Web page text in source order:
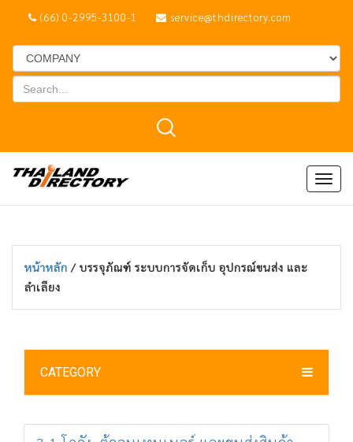
(66) 0-2995-3100-1 service@thdirectory.com
หน้าหลัก / บรรจุภัณฑ์ ระบบการจัดเก็บ อุปกรณ์ขนส่ง และ
ลำเลียง
CATEGORY